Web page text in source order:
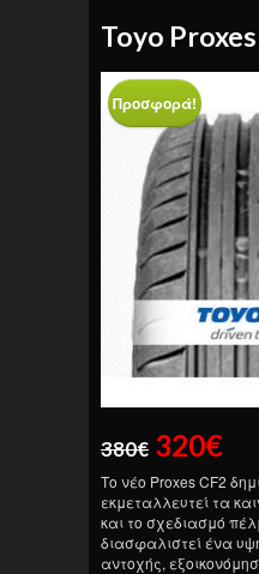
Toyo Proxes
Προσφορά!
380€ 320€
Το νέο Proxes CF2
εκμεταλλευτεί τα
και το σχεδιασμό
διασφαλιστεί ένα
αντοχής,